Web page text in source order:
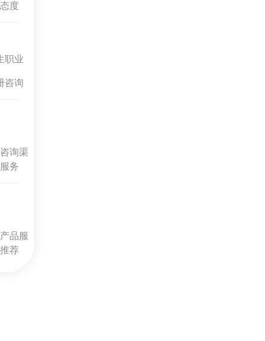
度
职业
咨询
询渠
务
品服
荐